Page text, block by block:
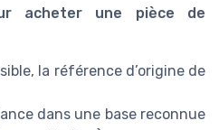
acheter une pièce de
la référence d’origine de
dans une base reconnue